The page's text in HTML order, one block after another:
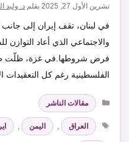
تشرين الأول 27, 2025 بقلم د. وليد
في لبنان، تقف إيران إلى
والاجتماعي الذي أعاد التوازن
فرض شروطها.في غزة، ظلّت
الفلسطينية رغم كل التعقيدات
التصنيفات
مقالات الناشر
الوسوم
العراق اليمن